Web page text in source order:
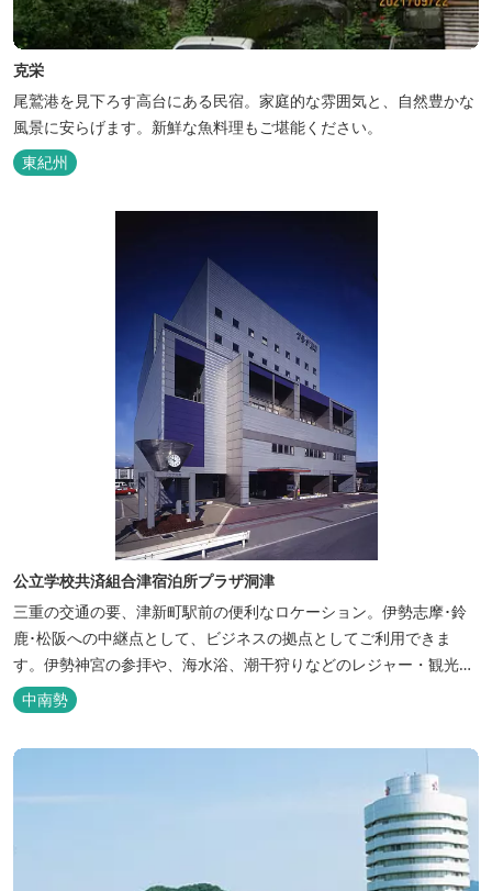
克栄
尾鷲港を見下ろす高台にある民宿。家庭的な雰囲気と、自然豊かな
風景に安らげます。新鮮な魚料理もご堪能ください。
東紀州
公立学校共済組合津宿泊所プラザ洞津
三重の交通の要、津新町駅前の便利なロケーション。伊勢志摩･鈴
鹿･松阪への中継点として、ビジネスの拠点としてご利用できま
す。伊勢神宮の参拝や、海水浴、潮干狩りなどのレジャー・観光に
も最適です。
中南勢